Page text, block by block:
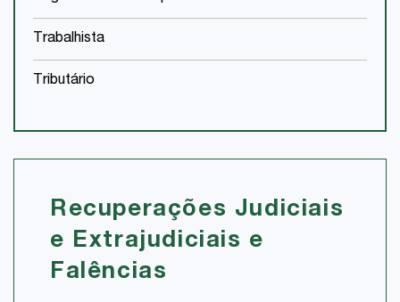
Trabalhista
Tributário
Recuperações Judiciais
e Extrajudiciais e
Falências